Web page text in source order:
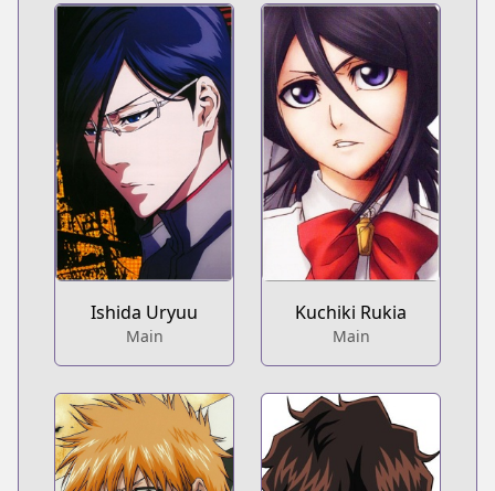
Ishida Uryuu
Main
Kuchiki Rukia
Main